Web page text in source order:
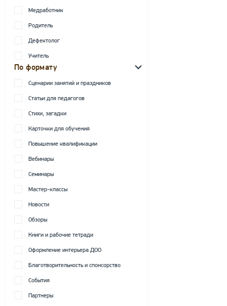
Медработник
Родитель
Дефектолог
Учитель
По формату
Сценарии занятий и праздников
Статьи для педагогов
Стихи, загадки
Карточки для обучения
Повышение квалификации
Вебинары
Семинары
Мастер-классы
Новости
Обзоры
Книги и рабочие тетради
Оформление интерьера ДОО
Благотворительность и спонсорство
События
Партнеры